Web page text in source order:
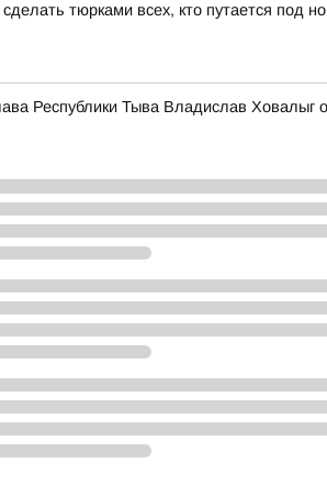
тюрками всех, кто путается под
Республики Тыва Владислав Ховалыг